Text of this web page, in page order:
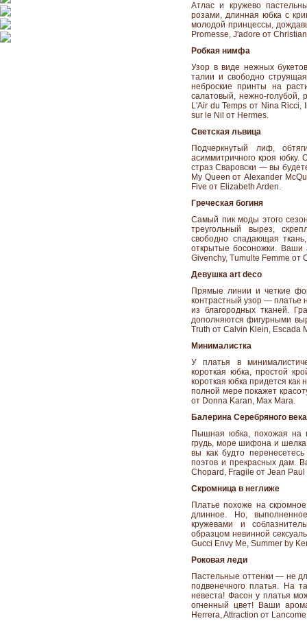
Атлас и кружево
розами, длинная юбка с
молодой принцессы,
Promesse, J'adore от
Робкая нимфа
Узор в виде нежных
талии и свободно
неброские принты на
салатовый, нежно-
L'Air du Temps от Nina Ricci,
sur le Nil от Hermes.
Светская львица
Подчеркнутый лиф,
асиммитричного кроя юбку.
страз Сваровски — вы
My Queen от Alexander
Five от Elizabeth Arden.
Греческая богиня
Самый пик моды этого
треугольный вырез,
свободно спадающая
открытые босоножки. Ваши
Givenchy, Tumulte Femme от
Девушка art deco
Прямые линии и четкие
контрастный узор — платье
из благородных тканей.
дополняются фигурными
Truth от Calvin Klein, Escada
Минималистка
У платья в
короткая юбка, простой
короткая юбка придется как
полной мере покажет
от Donna Karan, Max Mara.
Балерина Серебряного века
Пышная юбка, похожая на
грудь, море шифона и
вы как будто
поэтов и прекрасных дам.
Chopard, Fragile от Jean Paul
Скромница в неглиже
Платье похоже на
длинное. Но,
кружевами и
образцом невинной
Gucci Envy Me, Summer by
Роковая леди
Пастельные оттенки — не
подвенечного платья. На
невеста! Фасон у платья
огненный цвет! Ваши
Herrera, Attraction от